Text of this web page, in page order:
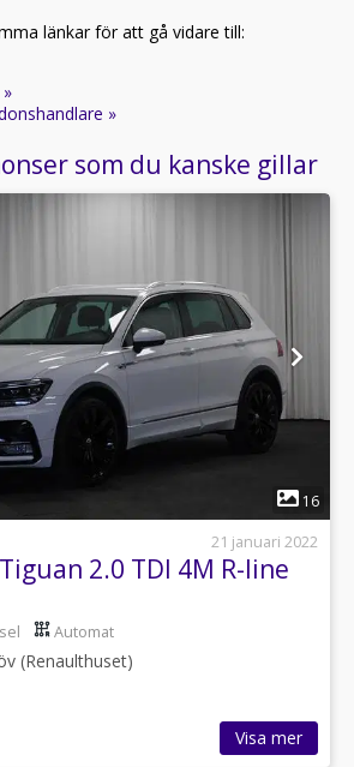
länkar för att gå vidare till:
»
som du kanske gillar
16
21 januari 2022
2.0 TDI 4M R-line
Automat
(Renaulthuset)
Visa mer